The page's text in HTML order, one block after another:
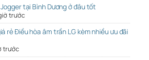
tại Bình Dương ở đâu tốt
trước
rẻ Điều hòa âm trần LG kèm nhiều ưu đãi
trước